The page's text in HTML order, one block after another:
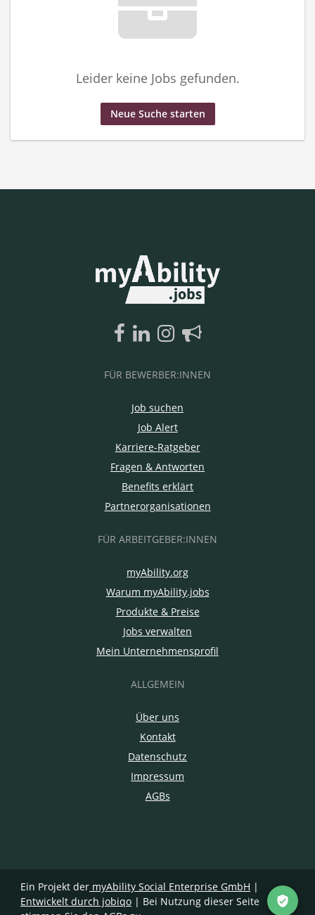
Leider keine Jobs gefunden.
Neue Suche starten
FÜR BEWERBER:INNEN
Job suchen
Job Alert
Karriere-Ratgeber
Fragen & Antworten
Benefits erklärt
Partnerorganisationen
FÜR ARBEITGEBER:INNEN
myAbility.org
Warum myAbility.jobs
Produkte & Preise
Jobs verwalten
Mein Unternehmensprofil
ALLGEMEIN
Über uns
Kontakt
Datenschutz
Impressum
AGBs
Ein Projekt der myAbility Social Enterprise GmbH |
Entwickelt durch jobiqo | Bei Nutzung dieser Seite